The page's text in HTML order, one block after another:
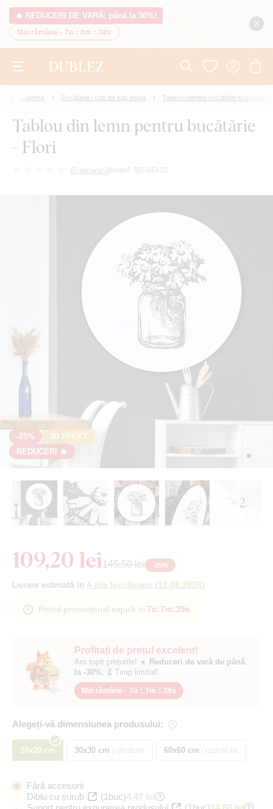
🔥 REDUCERI DE VARĂ: până la 30%!
Mai rămâne - 7o : 8m : 37s
Camere Bucătăria / Loc de luat masa Tablouri pentru bucătărie și
Tablou din lemn pentru bucătărie
- Flori
(0 recenzii) Model: BD-GO-32
-25%
3D EFEKT
REDUCERI 🔥
+ 2
Profitați de prețul excelent!
Am topit prețurile! ☀️ Reduceri de vară de până
la -30%. ⏳ Timp limitat!
Mai rămâne - 7o : 7m : 38s
Alegeți-vă dimensiunea produsului:
20x20 cm 30x30 cm +83,00 lei 60x60 cm +220,60 lei
109,20 lei145,50 lei -25%
Livrare estimată în 4 zile lucrătoare (12.08.2026)
Prețul promoțional expiră în 7o:7m:38s
Fără accesorii
Diblu cu șurub
(1buc)4,47 lei